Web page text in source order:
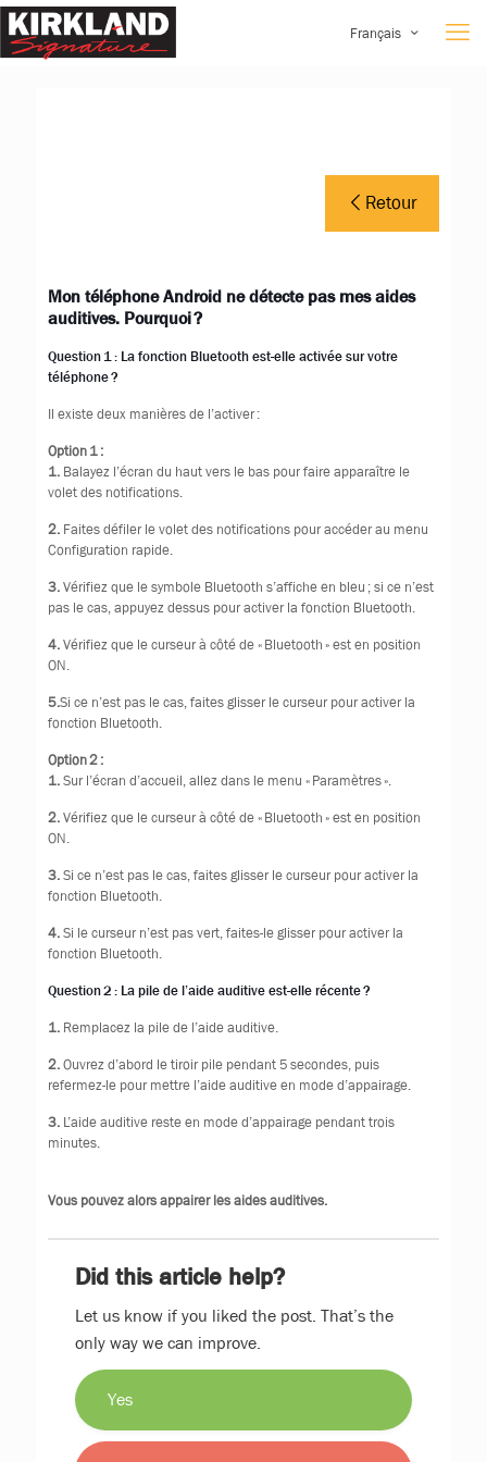
Français
Retour
Mon téléphone Android ne détecte pas mes aides
auditives. Pourquoi ?
Question 1 : La fonction Bluetooth est-elle activée sur votre
téléphone ?
Il existe deux manières de l’activer :
Option 1 :
1. Balayez l’écran du haut vers le bas pour faire apparaître le
volet des notifications.
2. Faites défiler le volet des notifications pour accéder au menu
Configuration rapide.
3.Vérifiez que le symbole Bluetooth s’affiche en bleu ; si ce n’est
pas le cas, appuyez dessus pour activer la fonction Bluetooth.
4.Vérifiez que le curseur à côté de « Bluetooth » est en position
ON.
5.Si ce n’est pas le cas, faites glisser le curseur pour activer la
fonction Bluetooth.
Option 2 :
1.Sur l’écran d’accueil, allez dans le menu « Paramètres ».
2.Vérifiez que le curseur à côté de « Bluetooth » est en position
ON.
3.Si ce n’est pas le cas, faites glisser le curseur pour activer la
fonction Bluetooth.
4.Si le curseur n’est pas vert, faites-le glisser pour activer la
fonction Bluetooth.
Question 2 : La pile de l’aide auditive est-elle récente ?
1. Remplacez la pile de l’aide auditive.
2.Ouvrez d’abord le tiroir pile pendant 5 secondes, puis
refermez-le pour mettre l’aide auditive en mode d’appairage.
3. L’aide auditive reste en mode d’appairage pendant trois
minutes.
Vous pouvez alors appairer les aides auditives.
Did this article help?
Let us know if you liked the post. That’s the
only way we can improve.
Yes